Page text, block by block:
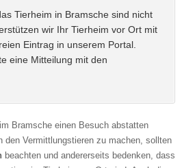
Tierheim in Bramsche sind nicht
wir Ihr Tierheim vor Ort mit
Eintrag in unserem Portal.
eine Mitteilung mit den
Bramsche einen Besuch abstatten
den Vermittlungstieren zu machen, sollten
beachten und andererseits bedenken, dass